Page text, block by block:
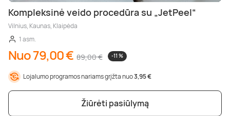
Kompleksinė veido procedūra su „JetPeel“
Vilnius, Kaunas, Klaipėda
1 asm.
Nuo 79,00 € 89,00 € -11 %
Lojalumo programos nariams grįžta nuo3,95 €
Žiūrėti pasiūlymą